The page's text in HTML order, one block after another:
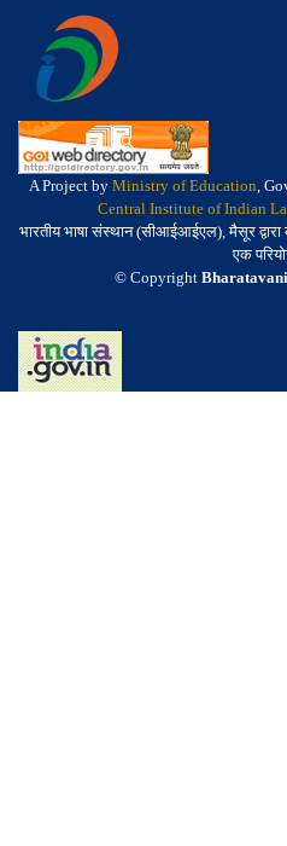
A Project by Ministry of Education,
Central Institute of Indian
भारतीय भाषा संस्थान (सीआईआईएल), मैसूर द्वारा
एक
© Copyright Bharatavani